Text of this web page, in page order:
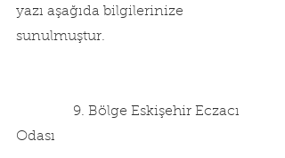
yazı aşağıda bilgilerinize
sunulmuştur.
Odası